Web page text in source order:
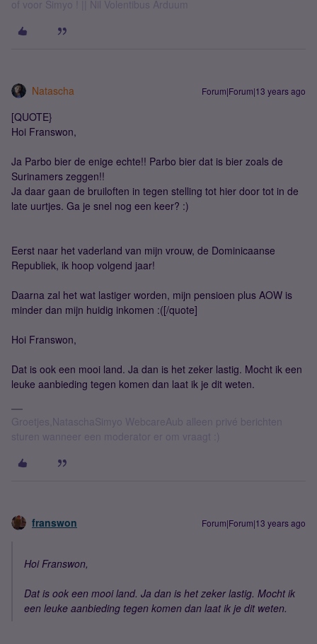
of voor Simyo ! || Nil Volentibus Arduum
Natascha Forum|Forum|13 years ago
[QUOTE}
Hoi Franswon,
Ja Parbo bier de enige echte!! Parbo bier dat is bier zoals de
Surinamers zeggen!!
Ja daar gaan de bruiloften in tegen stelling tot hier door tot in de
late uurtjes. Ga je snel nog een keer? :)
Eerst naar het vaderland van mijn vrouw, de Dominicaanse
Republiek, ik hoop volgend jaar!
Daarna zal het wat lastiger worden, mijn pensioen plus AOW is
minder dan mijn huidig inkomen :([/quote]
Hoi Franswon,
Dat is ook een mooi land. Ja dan is het zeker lastig. Mocht ik een
leuke aanbieding tegen komen dan laat ik je dit weten.
Groetjes,NataschaSimyo WebcareAub alleen privé berichten
sturen wanneer een moderator er om vraagt :)
franswon Forum|Forum|13 years ago
Hoi Franswon,
Dat is ook een mooi land. Ja dan is het zeker lastig. Mocht ik
een leuke aanbieding tegen komen dan laat ik je dit weten.